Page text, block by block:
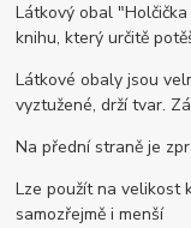
Látkový obal
knihu, který určitě
Látkové obaly jsou
vyztužené, drží tvar.
Na přední straně je
Lze použít na velikost
samozřejmě i menší